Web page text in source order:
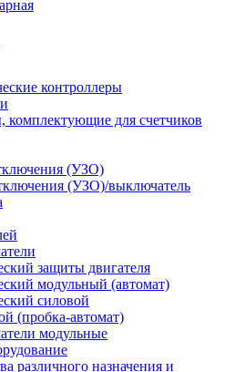
контроллеры
для счетчиков
(УЗО)
(УЗО)/выключатель
защиты двигателя
модульный (автомат)
силовой
(пробка-автомат)
модульные
различного назначения и